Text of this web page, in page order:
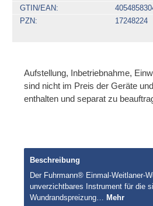
GTIN/EAN
PZN
17248224
Aufstellung, Inbetriebnahme,
sind nicht im Preis der Geräte
enthalten und separat zu
Beschreibung
Der Fuhrmann® Einmal-Weitlaner-
unverzichtbares Instrument für die
Wundrandspreizung… Mehr